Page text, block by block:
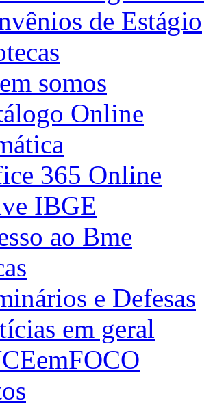
de Estágio
somos
Online
365 Online
IBGE
ao Bme
e Defesas
em geral